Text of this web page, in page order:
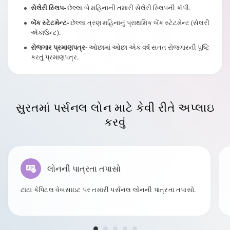
સેલેરી સ્લિપ-છેલ્લા બે મહિનાની તમારી સેલેરી સ્લિપની કૉપી.
બેંક સ્ટેટમેન્ટ-છેલ્લા ત્રણ મહિનાનું પ્રાથમિક બેંક સ્ટેટમેન્ટ (સેલરી
એકાઉન્ટ).
રોજગાર પ્રમાણપત્ર-ઓછામાં ઓછા એક વર્ષ સતત રોજગારની પુષ્ટિ
કરતું પ્રમાણપત્ર.
સુરતમાં પર્સનલ લોન માટે કેવી રીતે અપ્લાઇ
કરવું
લોનની પાત્રતા તપાસો
ટાટા કેપિટલ વેબસાઇટ પર તમારી પર્સનલ લોનની પાત્રતા તપાસો.